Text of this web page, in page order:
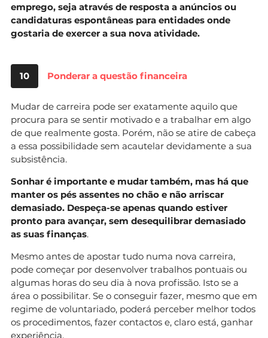
emprego, seja através de resposta a anúncios ou
candidaturas espontâneas para entidades onde
gostaria de exercer a sua nova atividade.
10 Ponderar a questão financeira
Mudar de carreira pode ser exatamente aquilo que
procura para se sentir motivado e a trabalhar em algo
de que realmente gosta. Porém, não se atire de cabeça
a essa possibilidade sem acautelar devidamente a sua
subsistência.
Sonhar é importante e mudar também, mas há que
manter os pés assentes no chão e não arriscar
demasiado. Despeça-se apenas quando estiver
pronto para avançar, sem desequilibrar demasiado
as suas finanças.
Mesmo antes de apostar tudo numa nova carreira,
pode começar por desenvolver trabalhos pontuais ou
algumas horas do seu dia à nova profissão. Isto se a
área o possibilitar. Se o conseguir fazer, mesmo que em
regime de voluntariado, poderá perceber melhor todos
os procedimentos, fazer contactos e, claro está, ganhar
experiência.